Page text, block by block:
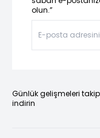
olun.”
Günlük gelişmeleri
indirin